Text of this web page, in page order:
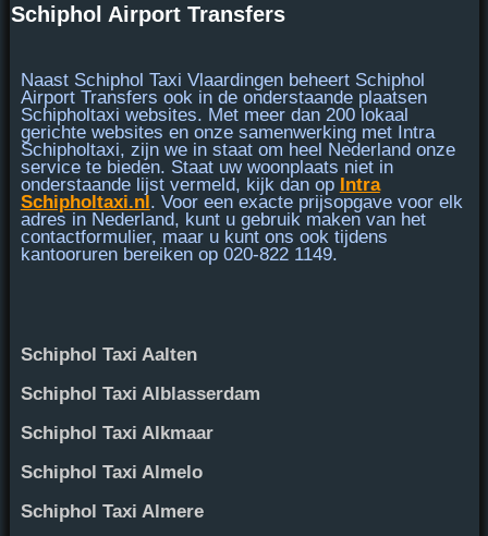
Schiphol Airport Transfers
Naast Schiphol Taxi Vlaardingen beheert Schiphol
Airport Transfers ook in de onderstaande plaatsen
Schipholtaxi websites. Met meer dan 200 lokaal
gerichte websites en onze samenwerking met Intra
Schipholtaxi, zijn we in staat om heel Nederland onze
service te bieden. Staat uw woonplaats niet in
onderstaande lijst vermeld, kijk dan op Intra
Schipholtaxi.nl. Voor een exacte prijsopgave voor elk
adres in Nederland, kunt u gebruik maken van het
contactformulier, maar u kunt ons ook tijdens
kantooruren bereiken op 020-822 1149.
Schiphol Taxi Aalten
Schiphol Taxi Alblasserdam
Schiphol Taxi Alkmaar
Schiphol Taxi Almelo
Schiphol Taxi Almere